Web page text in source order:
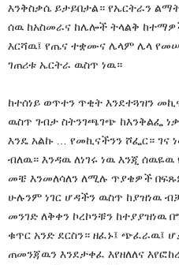
እንቅስቃሴ ይታይበታል። የኤርትራን
ሰዉ ከአስመራና ከሌሎች ትላልቅ
እርሻዉ፤ የጤና ተቋሙና ሌላም ሌላ
ገጠሪቱ ኤርትራ ዉስጥ ነዉ።
ከተሰነይ ወጥተን ጥቂት እንደተጓዝን
ዉስጥ ገብታ ስትንገጫገጭ ከእንቅልፌ
እንዴ አልኩ … የመኪናችንን ሾፌር። ገና
ብለዉ። እንዳዉ ለነገሩ ነዉ እንጂ ሰዉዬዉ
መቼ እንመለሳለን ለሚሉ ጥያቄዎች
ሁሉንም ነገር ሆዳችን ዉስጥ ከያዝነዉ
መንገድ ለቅቀን ኮረኮንቹን ከተያያዝነዉ
ቁጥር አንድ ደርስን። ዘፈኑ፤ ጭፈራዉ፤
ጠመንጃዉን እንደታቀፈ እየዘለለና